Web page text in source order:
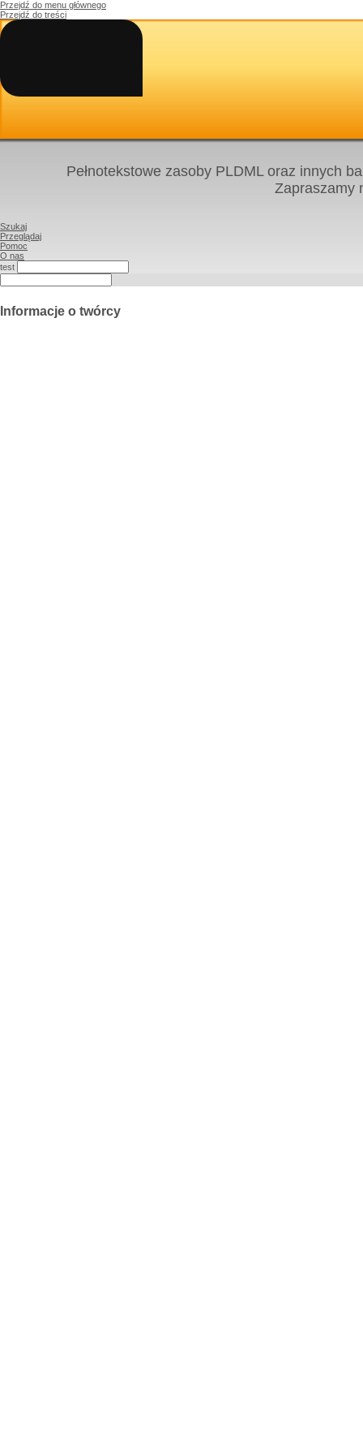
Przejdź do menu głównego
Przejdź do treści
Pełnotekstowe zasoby PLDML oraz innych
Zapraszamy
Szukaj
Przeglądaj
Pomoc
O nas
test
Informacje o twórcy